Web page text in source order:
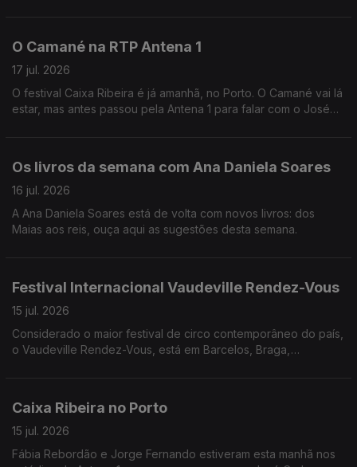
O Camané na RTP Antena 1
17 jul. 2026
O festival Caixa Ribeira é já amanhã, no Porto. O Camané vai lá
estar, mas antes passou pela Antena 1 para falar com o José
Os livros da semana com Ana Daniela Soares
16 jul. 2026
A Ana Daniela Soares está de volta com novos livros: dos
Maias aos reis, ouça aqui as sugestões desta semana.
Festival Internacional Vaudeville Rendez-Vous
15 jul. 2026
Considerado o maior festival de circo contemporâneo do país,
o Vaudeville Rendez-Vous, está em Barcelos, Braga,
Caixa Ribeira no Porto
15 jul. 2026
Fábia Rebordão e Jorge Fernando estiveram esta manhã nos